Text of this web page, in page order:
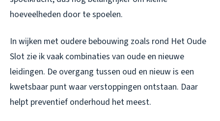
hoeveelheden door te spoelen.
In wijken met oudere bebouwing zoals rond Het Oude
Slot zie ik vaak combinaties van oude en nieuwe
leidingen. De overgang tussen oud en nieuw is een
kwetsbaar punt waar verstoppingen ontstaan. Daar
helpt preventief onderhoud het meest.